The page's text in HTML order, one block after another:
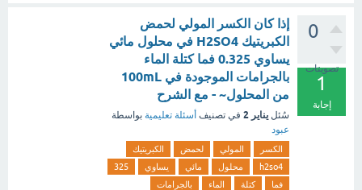
0
تصويتات
1
إجابة
إذا كان الكسر المولي لحمض
الكبريتيك H2SO4 في محلول مائي
يساوي 0.325 فما كتلة الماء
بالجرامات الموجودة في 100mL
من المحلول~ - مع الشرح
سُئل يناير 2 في تصنيف أسئلة تعليمية بواسطة
عبود
الكسر المولي لحمض
الكبريتيك
h2so4
محلول مائي يساوي
325
فما
كتلة الماء
بالجرامات